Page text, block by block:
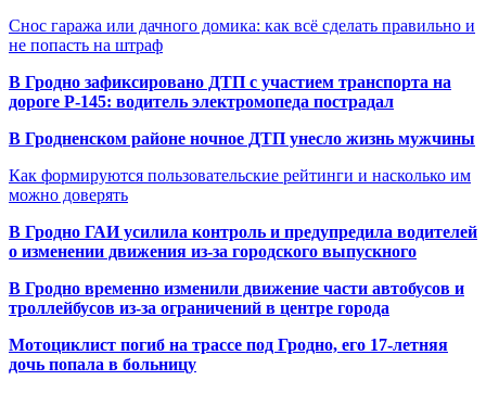
Снос гаража или дачного домика: как всё сделать правильно и
не попасть на штраф
В Гродно зафиксировано ДТП с участием транспорта на
дороге Р-145: водитель электромопеда пострадал
В Гродненском районе ночное ДТП унесло жизнь мужчины
Как формируются пользовательские рейтинги и насколько им
можно доверять
В Гродно ГАИ усилила контроль и предупредила водителей
о изменении движения из-за городского выпускного
В Гродно временно изменили движение части автобусов и
троллейбусов из-за ограничений в центре города
Мотоциклист погиб на трассе под Гродно, его 17-летняя
дочь попала в больницу